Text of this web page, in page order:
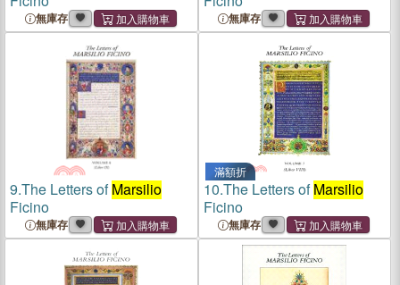
無庫存 無庫存
9.The Letters ofMarsilio
Ficino
無庫存
滿額折
10.The Letters ofMarsilio
Ficino
無庫存